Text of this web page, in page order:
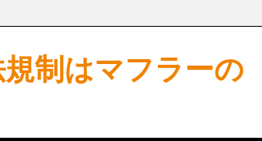
制はマフラーの